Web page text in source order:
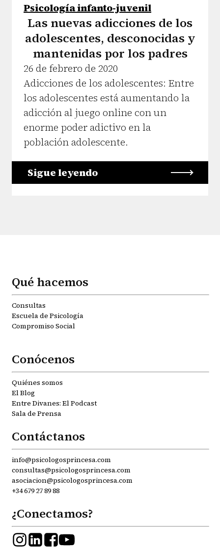
Psicología infanto-juvenil
Las nuevas adicciones de los
adolescentes, desconocidas y
mantenidas por los padres
26 de febrero de 2020
Adicciones de los adolescentes: Entre
los adolescentes está aumentando la
adicción al juego online con un
enorme poder adictivo en la
población adolescente.
Sigue leyendo
Qué hacemos
Consultas
Escuela de Psicología
Compromiso Social
Conócenos
Quiénes somos
El Blog
Entre Divanes: El Podcast
Sala de Prensa
Contáctanos
info@psicologosprincesa.com
consultas@psicologosprincesa.com
asociacion@psicologosprincesa.com
+34 679 27 89 88
¿Conectamos?